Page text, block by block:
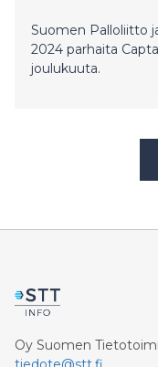
Suomen Palloliitto
2024 parhaita
joulukuuta.
Oy Suomen